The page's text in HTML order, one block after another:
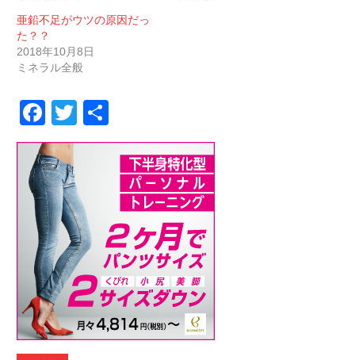
亜鉛不足がウツの原因だっ
た？？
2018年10月8日
ミネラル全般
Facebook
Twitter
有